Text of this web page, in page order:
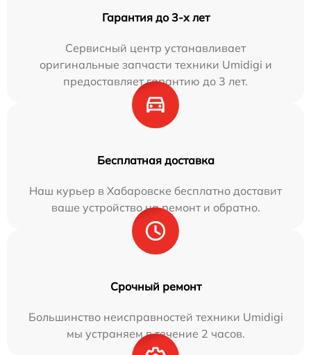
Гарантия до 3-х лет
Сервисный центр устанавливает
оригинальные запчасти техники Umidigi и
предоставляет гарантию до 3 лет.
Бесплатная доставка
Наш курьер в Хабаровске бесплатно доставит
ваше устройство на ремонт и обратно.
Срочный ремонт
Большинство неисправностей техники Umidigi
мы устраняем в течение 2 часов.